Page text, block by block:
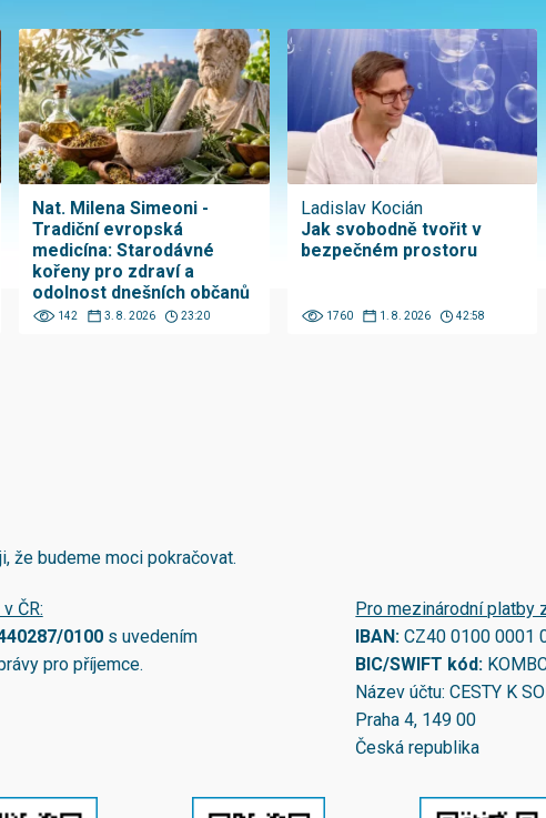
Nat. Milena Simeoni -
Tradiční evropská
medicína: Starodávné
kořeny pro zdraví a
odolnost dnešních občanů
142 3. 8. 2026 23:20
Ladislav Kocián
Jak svobodně tvořit v
bezpečném prostoru
1760 1. 8. 2026 42:58
že budeme moci pokračovat.
ČR:
0100s uvedením
pro příjemce.
Pro mezinárodní platby
IBAN:CZ40 0100 0001
BIC/SWIFT kód:
Název účtu: CESTY K
Praha 4, 149 00
Česká republika